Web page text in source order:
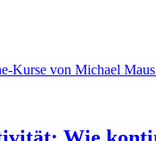
Kurse von Michael